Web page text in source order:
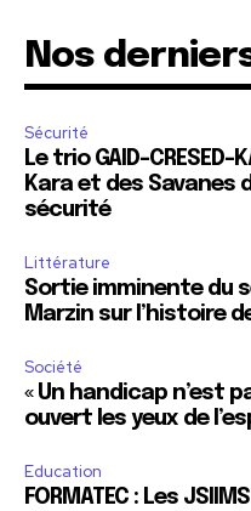
Nos
Sécurité
Le trio GAID-
Kara et des Savanes
sécurité
Littérature
Sortie imminente du
Marzin sur l’histoire
Société
« Un handicap n’est
ouvert les yeux de
Education
FORMATEC : Les